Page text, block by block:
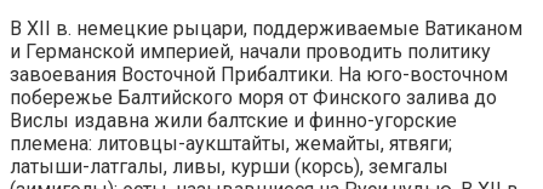
В XII в. немецкие рыцари, поддерживаемые Ватиканом
и Германской империей, начали проводить политику
завоевания Восточной Прибалтики. На юго-восточном
побережье Балтийского моря от Финского залива до
Вислы издавна жили балтские и финно-угорские
племена: литовцы-аукштайты, жемайты, ятвяги;
латыши-латгалы, ливы, курши (корсь), земгалы